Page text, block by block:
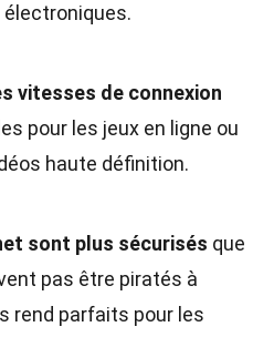
vitesses de connexion
pour les jeux en ligne ou
haute définition.
sont plus sécurisés que
pas être piratés à
rend parfaits pour les